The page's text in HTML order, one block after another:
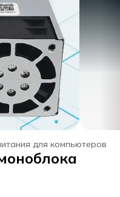
для компьютеров